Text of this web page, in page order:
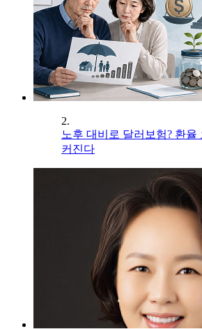
2.
노후 대비로 달러보험? 환율
커진다